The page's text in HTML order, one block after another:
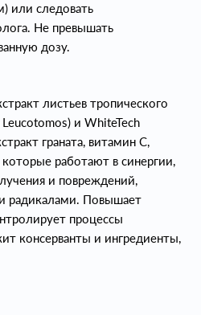
или следовать
Не превышать
дозу.
листьев тропического
и WhiteTech
граната, витамин С,
работают в синергии,
и повреждений,
радикалами. Повышает
процессы
консерванты и ингредиенты,